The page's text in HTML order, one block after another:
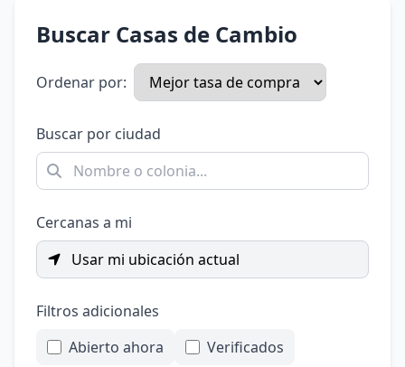
Buscar Casas de Cambio
Ordenar por:
Buscar por ciudad
Cercanas a mi
Usar mi ubicación actual
Filtros adicionales
Abierto ahora
Verificados